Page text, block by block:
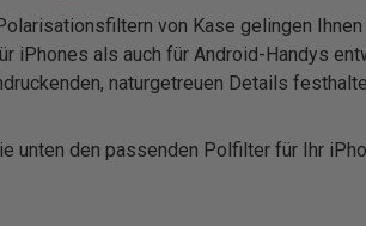
von Kase gelingen
iPhones als auch für Android-Handys
naturgetreuen Details
unten den passenden Polfilter für Ihr